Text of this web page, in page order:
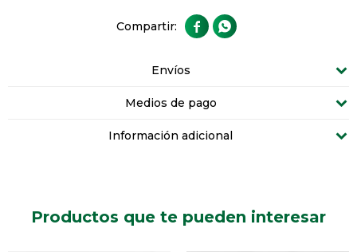
 
Envíos
Medios de pago
Información adicional
Productos que te pueden interesar